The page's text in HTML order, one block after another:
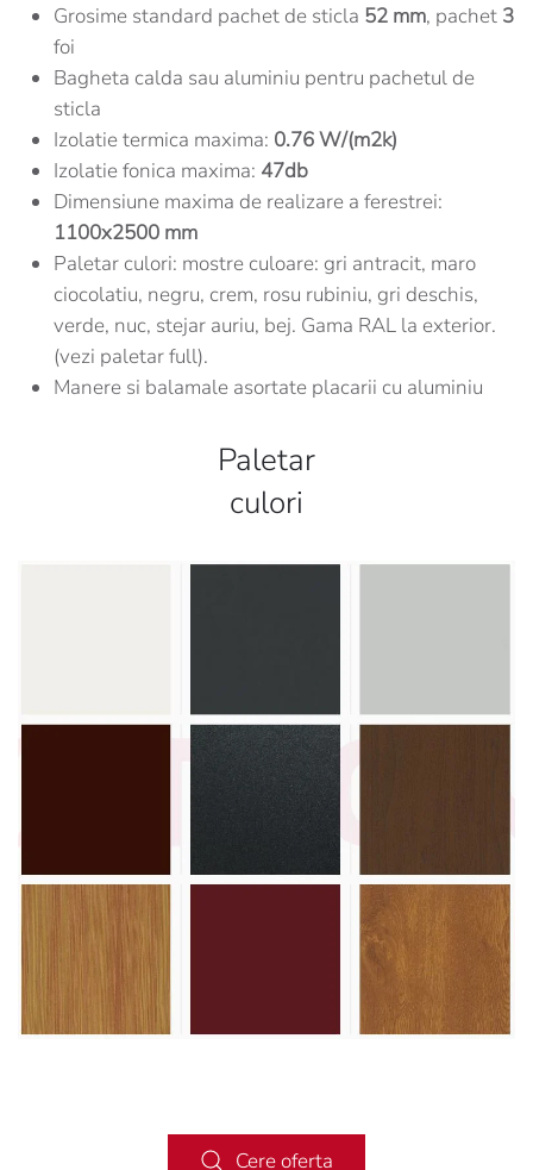
Grosime standard pachet de sticla 52 mm, pachet 3
foi
Bagheta calda sau aluminiu pentru pachetul de
sticla
Izolatie termica maxima: 0.76 W/(m2k)
Izolatie fonica maxima: 47db
Dimensiune maxima de realizare a ferestrei:
1100x2500 mm
Paletar culori: mostre culoare: gri antracit, maro
ciocolatiu, negru, crem, rosu rubiniu, gri deschis,
verde, nuc, stejar auriu, bej. Gama RAL la exterior.
(vezi paletar full).
Manere si balamale asortate placarii cu aluminiu
Paletar
culori
Vezi paletar
Cere oferta